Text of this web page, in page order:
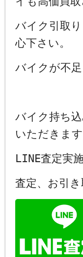
バイク引取
心下さい。
バイクが不
バイク持ち
いただきま
LINE査定実
査定、お引